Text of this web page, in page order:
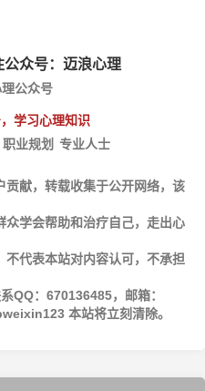
众号： 迈浪心理
学习心理知识
职业规划 专业人士
贡献，转载收集于公开网络，该
学会帮助和治疗自己，走出心
代表本站对内容认可，不承担
QQ：670136485，邮箱：
本站将立刻清除。